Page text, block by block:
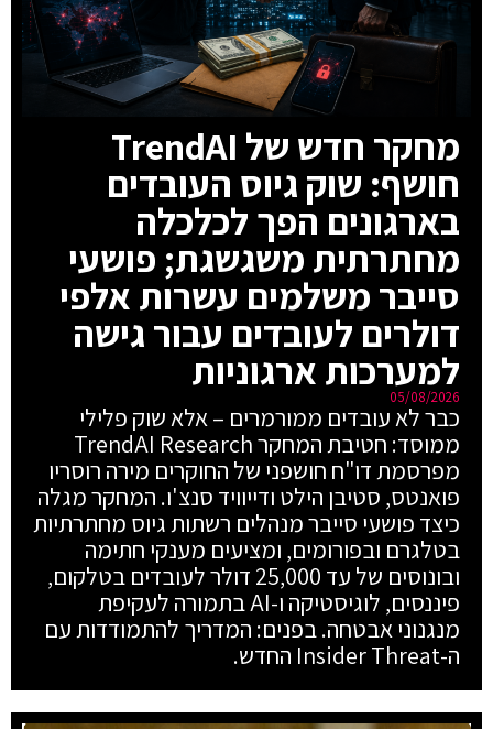
מחקר חדש של TrendAI
חושף: שוק גיוס העובדים
בארגונים הפך לכלכלה
מחתרתית משגשגת; פושעי
סייבר משלמים עשרות אלפי
דולרים לעובדים עבור גישה
למערכות ארגוניות
05/08/2026
כבר לא עובדים ממורמרים – אלא שוק פלילי
ממוסד: חטיבת המחקר TrendAI Research
מפרסמת דו"ח חושפני של החוקרים מירה רוסריו
פואנטס, סטיבן הילט ודייוויד סנצ'ו. המחקר מגלה
כיצד פושעי סייבר מנהלים רשתות גיוס מחתרתיות
בטלגרם ובפורומים, ומציעים מענקי חתימה
ובונוסים של עד 25,000 דולר לעובדים בטלקום,
פיננסים, לוגיסטיקה ו-AI בתמורה לעקיפת
מנגנוני אבטחה. בפנים: המדריך להתמודדות עם
ה-Insider Threat החדש.